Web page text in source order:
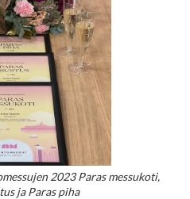
2023 Paras messukoti,
ja Paras piha